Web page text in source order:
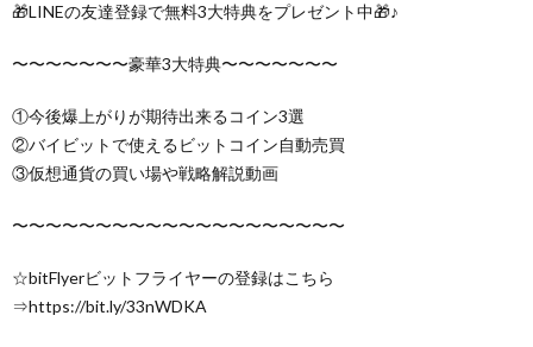
🎁LINEの友達登録で無料3大特典をプレゼント中🎁♪
〜〜〜〜〜〜〜豪華3大特典〜〜〜〜〜〜〜
①今後爆上がりが期待出来るコイン3選
②バイビットで使えるビットコイン自動売買
③仮想通貨の買い場や戦略解説動画
〜〜〜〜〜〜〜〜〜〜〜〜〜〜〜〜〜〜〜〜
☆bitFlyerビットフライヤーの登録はこちら
⇒https://bit.ly/33nWDKA